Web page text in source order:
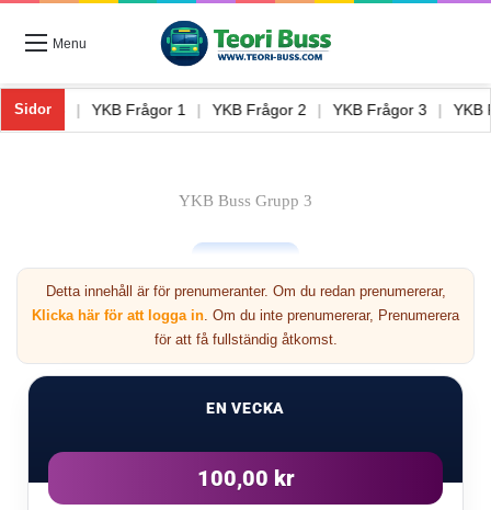
Menu
Sidor
Teori Buss 8 | YKB Frågor 1 | YKB Frågor 2 | YKB Frågor 3 |
YKB Buss Grupp 3
Nästa
3
Förre
Detta innehåll är för prenumeranter. Om du redan prenumererar,
Klicka här för att logga in . Om du inte prenumererar, Prenumerera
för att få fullständig åtkomst.
EN VECKA
100,00 kr